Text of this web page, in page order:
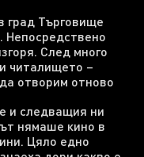
град Търговище
Непосредствено
След много
читалището –
отворим отново
и следващия ни
нямаше кино в
Цяло едно